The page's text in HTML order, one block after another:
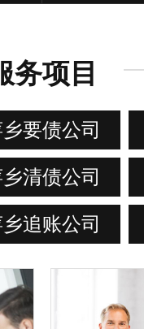
务项目
要债公司
清债公司
追账公司